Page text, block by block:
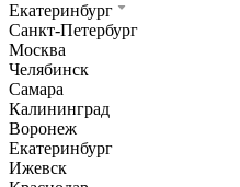
Екатеринбург
Санкт-Петербург
Москва
Челябинск
Самара
Калининград
Воронеж
Екатеринбург
Ижевск